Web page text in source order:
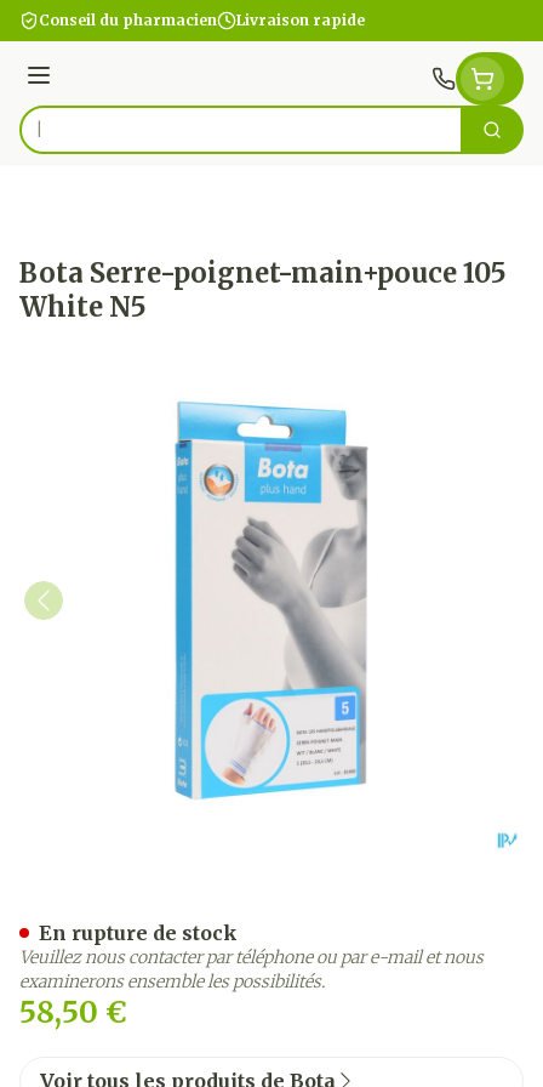
Aller au contenu
Conseil du pharmacien Livraison rapide
Menu
Rechercher
Bota Serre-poignet-main+pouce 105
White N5
58,50 €
En rupture de stock
Veuillez nous contacter par téléphone ou par e-mail et nous
examinerons ensemble les possibilités.
Voir tous les produits de Bota